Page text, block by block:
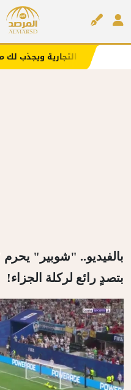
ويجذب لك مزيدًا من
بالفيديو.. "شوبير"
بتصدٍ رائع لركلة الجزاء!